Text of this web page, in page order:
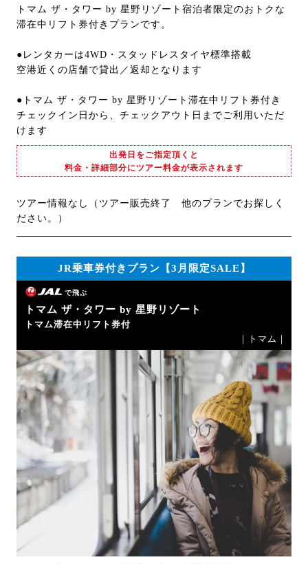
トマム ザ・タワー by 星野リゾート宿泊者限定のおトクな
滞在中リフト券付きプランです。
●レンタカーは4WD・スタッドレスタイヤ標準搭載
空港近くの店舗で貸出／返却となります
●トマム ザ・タワー by 星野リゾート滞在中リフト券付き
チェックイン日から、チェックアウト日までご利用いただ
けます
出発日をご指定頂くと
料金・詳細部分にツアー料金が表示されます
ツアー情報なし（ツアー販売終了 他のプランでお探しく
ださい。）
JR乗車券付きプラン【3月限定SALE】
で飛ぶ
トマム ザ・タワー by 星野リゾート
トマム滞在中リフト券付
｜トマム｜